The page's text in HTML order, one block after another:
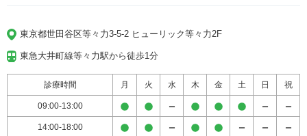
東京都世田谷区等々力3-5-2 ヒューリック等々力2F
東急大井町線等々力駅から徒歩1分
診療時間 月 火 水 木 金 土 日 祝
09:00-13:00
14:00-18:00